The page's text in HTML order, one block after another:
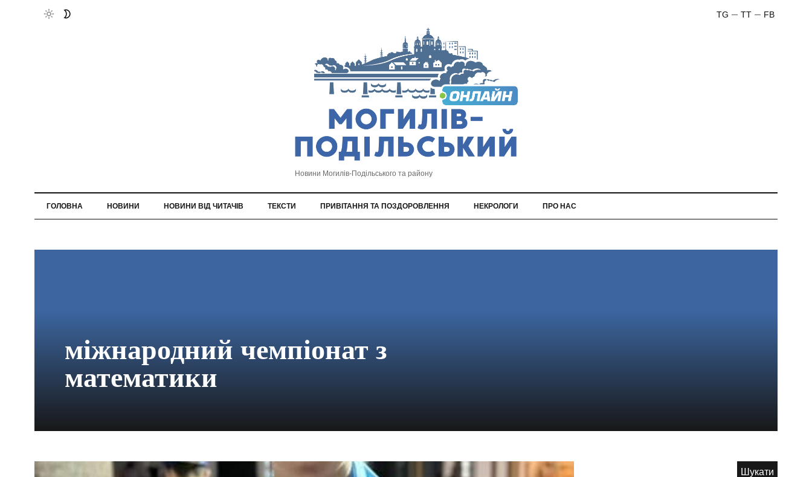
FB
TT
TG
Новини Могилів-Подільського та району
ГОЛОВНА НОВИНИ НОВИНИ ВІД ЧИТАЧІВ ТЕКСТИ ПРИВІТАННЯ ТА ПОЗДОРОВЛЕННЯ НЕКРОЛОГИ ПРО НАС
міжнародний чемпіонат з
математики